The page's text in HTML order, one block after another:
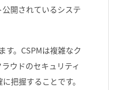
開されているシステ
す。CSPMは複雑なク
ウドのセキュリティ
把握することです。